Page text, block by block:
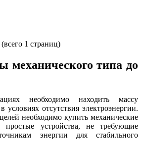
1 страниц)
механического типа до
необходимо находить массу
условиях отсутствия электроэнергии.
необходимо купить механические
устройства, не требующие
энергии для стабильного